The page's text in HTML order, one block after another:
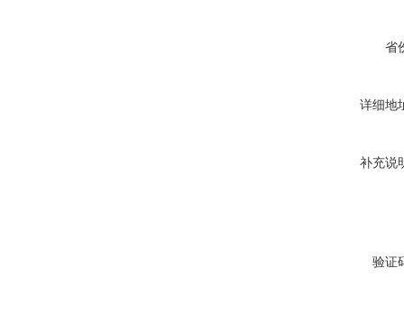
省
详细地
补充说
验证